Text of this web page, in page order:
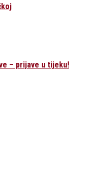
– prijave u tijeku!